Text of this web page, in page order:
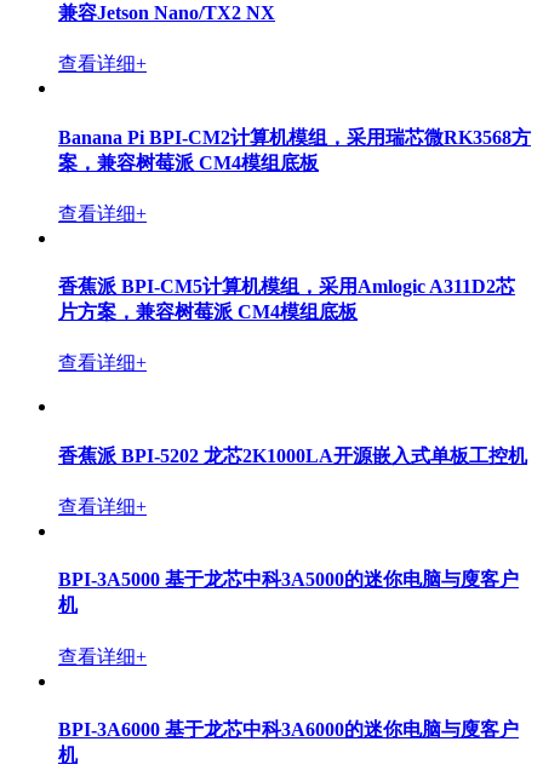
兼容Jetson Nano/TX2 NX
查看详细+
Banana Pi BPI-CM2计算机模组，采用瑞芯微RK3568方
案，兼容树莓派 CM4模组底板
查看详细+
香蕉派 BPI-CM5计算机模组，采用Amlogic A311D2芯
片方案，兼容树莓派 CM4模组底板
查看详细+
香蕉派 BPI-5202 龙芯2K1000LA开源嵌入式单板工控机
查看详细+
BPI-3A5000 基于龙芯中科3A5000的迷你电脑与廋客户
机
查看详细+
BPI-3A6000 基于龙芯中科3A6000的迷你电脑与廋客户
机